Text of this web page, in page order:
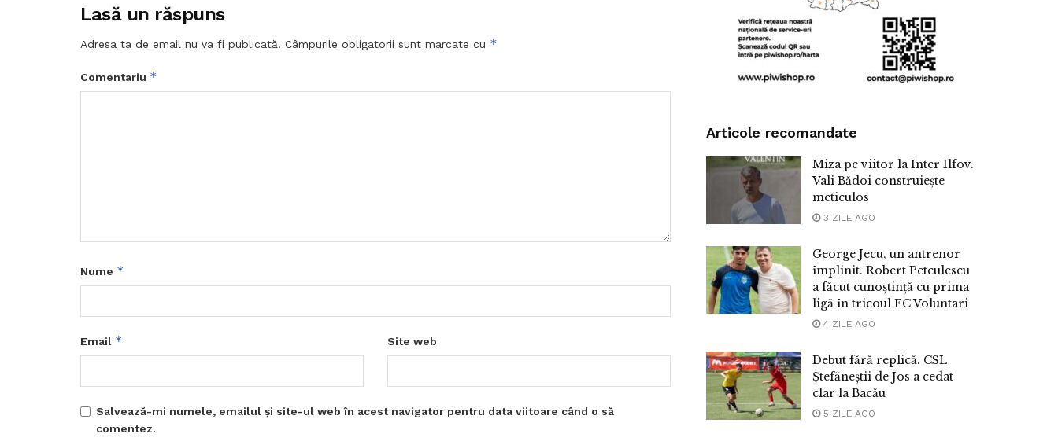
Lasă un răspuns
Adresa ta de email nu va fi publicată. Câmpurile obligatorii sunt marcate cu *
Comentariu *
Nume *
Email * Site web
Salvează-mi numele, emailul și site-ul web în acest navigator pentru data viitoare când o să
comentez.
Articole recomandate
Miza pe viitor la Inter Ilfov.
Vali Bădoi construiește
meticulos
3 ZILE AGO
George Jecu, un antrenor
împlinit. Robert Petculescu
a făcut cunoștință cu prima
ligă în tricoul FC Voluntari
4 ZILE AGO
Debut fără replică. CSL
Ștefăneștii de Jos a cedat
clar la Bacău
5 ZILE AGO